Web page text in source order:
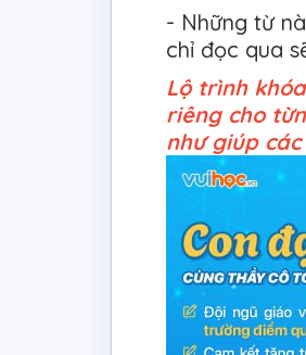
- Những từ
chỉ đọc qua
Lộ trình
riêng cho
như giúp